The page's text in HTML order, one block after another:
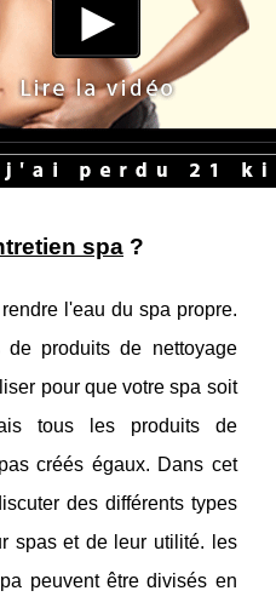
spa ?
l'eau du spa propre.
de produits de nettoyage
pour que votre spa soit
tous les produits de
créés égaux. Dans cet
des différents types
spas et de leur utilité. les
peuvent être divisés en